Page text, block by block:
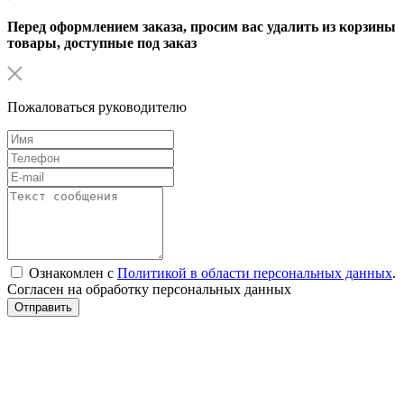
Перед оформлением заказа, просим вас удалить из корзины
товары, доступные под заказ
Пожаловаться руководителю
Ознакомлен с Политикой в области персональных данных.
Согласен на обработку персональных данных
Отправить